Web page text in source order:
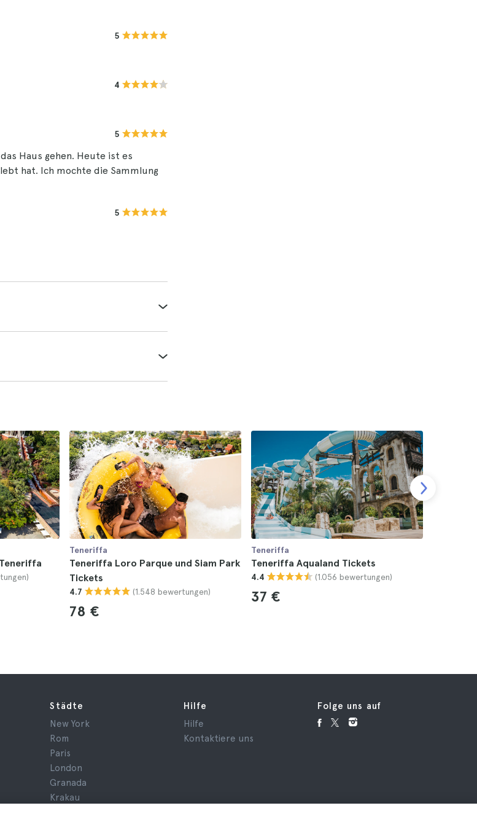
5
4
5
Haus gehen. Heute ist es
hat. Ich mochte die Sammlung
5
Teneriffa
Teneriffa Loro Parque und Siam Park
Tickets
4.7 (1.548 bewertungen)
78 €
Teneriffa
Teneriffa Aqualand Tickets
4.4 (1.056 bewertungen)
37 €
Städte
New York
Rom
Paris
London
Granada
Krakau
Hilfe
Hilfe
Kontaktiere uns
Folge uns auf